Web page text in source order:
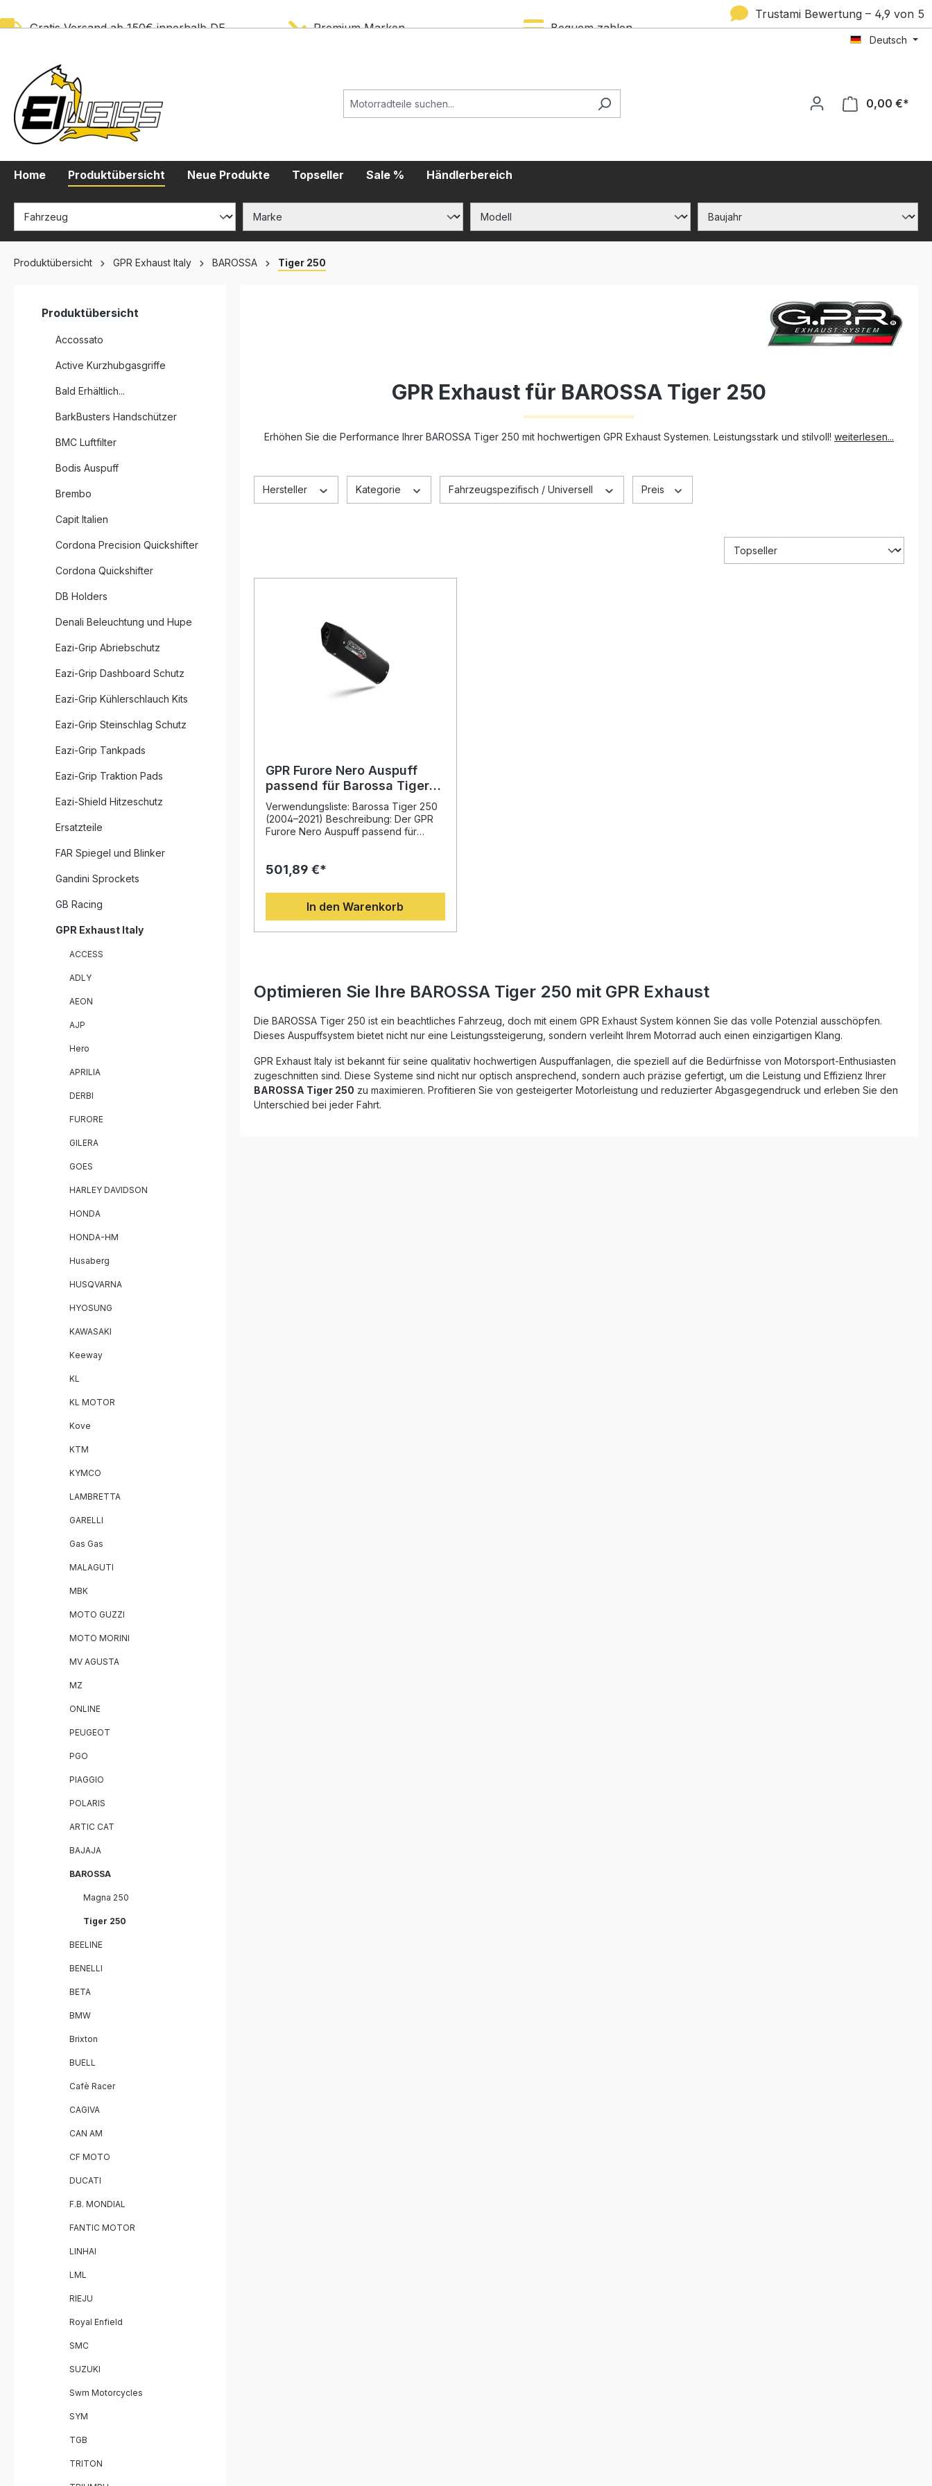
Gratis Versand ab 150€ innerhalb DE Premium Marken Bequem zahlen
Trustami Bewertung – 4,9 von 5
Sternen
Deutsch
0,00 €*
Home Produktübersicht Neue Produkte Topseller Sale % Händlerbereich
Produktübersicht GPR Exhaust Italy BAROSSA Tiger 250
Produktübersicht
Accossato
Active Kurzhubgasgriffe
Bald Erhältlich...
BarkBusters Handschützer
BMC Luftfilter
Bodis Auspuff
Brembo
Capit Italien
Cordona Precision Quickshifter
Cordona Quickshifter
DB Holders
Denali Beleuchtung und Hupe
Eazi-Grip Abriebschutz
Eazi-Grip Dashboard Schutz
Eazi-Grip Kühlerschlauch Kits
Eazi-Grip Steinschlag Schutz
Eazi-Grip Tankpads
Eazi-Grip Traktion Pads
Eazi-Shield Hitzeschutz
Ersatzteile
FAR Spiegel und Blinker
Gandini Sprockets
GB Racing
GPR Exhaust Italy
ACCESS
ADLY
AEON
AJP
Hero
APRILIA
DERBI
FURORE
GILERA
GOES
HARLEY DAVIDSON
HONDA
HONDA-HM
Husaberg
HUSQVARNA
HYOSUNG
KAWASAKI
Keeway
KL
KL MOTOR
Kove
KTM
KYMCO
LAMBRETTA
GARELLI
Gas Gas
MALAGUTI
MBK
MOTO GUZZI
MOTO MORINI
MV AGUSTA
MZ
ONLINE
PEUGEOT
PGO
PIAGGIO
POLARIS
ARTIC CAT
BAJAJA
BAROSSA
Magna 250
Tiger 250
BEELINE
BENELLI
BETA
BMW
Brixton
BUELL
Cafè Racer
CAGIVA
CAN AM
CF MOTO
DUCATI
F.B. MONDIAL
FANTIC MOTOR
LINHAI
LML
RIEJU
Royal Enfield
SMC
SUZUKI
Swm Motorcycles
SYM
TGB
TRITON
GPR Exhaust für BAROSSA Tiger 250
Erhöhen Sie die Performance Ihrer BAROSSA Tiger 250 mit hochwertigen GPR Exhaust Systemen. Leistungsstark und stilvoll! weiterlesen...
Hersteller Kategorie Fahrzeugspezifisch / Universell Preis
GPR Furore Nero Auspuff
passend für Barossa Tiger
250 2004-2021,
homologiert, mit db Killer
Verwendungsliste: Barossa Tiger 250
(2004–2021) Beschreibung: Der GPR
Furore Nero Auspuff passend für
Verarbeitung und eine deutliche
Serienanlage. Die innovative
Entwicklung, basierend auf
Erfahrungen aus der Motorrad-
Weltmeisterschaft, sorgt für optimiertes
sportlicheres Fahrerlebnis ermöglicht.
zertifiziert und stehen für
gleichbleibend hohe Qualität. Dank
Plug-and-Play-Design ist die Montage
besonders einfach. Für eine
fachgerechte Installation wird die
Montage durch eine Werkstatt
empfohlen. Homologierter bolt-on
Sportauspuff inklusive
501,89 €*
In den Warenkorb
Optimieren Sie Ihre BAROSSA Tiger 250 mit GPR Exhaust
Die BAROSSA Tiger 250 ist ein beachtliches Fahrzeug, doch mit einem GPR Exhaust System können Sie das volle Potenzial ausschöpfen.
Dieses Auspuffsystem bietet nicht nur eine Leistungssteigerung, sondern verleiht Ihrem Motorrad auch einen einzigartigen Klang.
GPR Exhaust Italy ist bekannt für seine qualitativ hochwertigen Auspuffanlagen, die speziell auf die Bedürfnisse von Motorsport-Enthusiasten
zugeschnitten sind. Diese Systeme sind nicht nur optisch ansprechend, sondern auch präzise gefertigt, um die Leistung und Effizienz Ihrer
BAROSSA Tiger 250 zu maximieren. Profitieren Sie von gesteigerter Motorleistung und reduzierter Abgasgegendruck und erleben Sie den
Unterschied bei jeder Fahrt.